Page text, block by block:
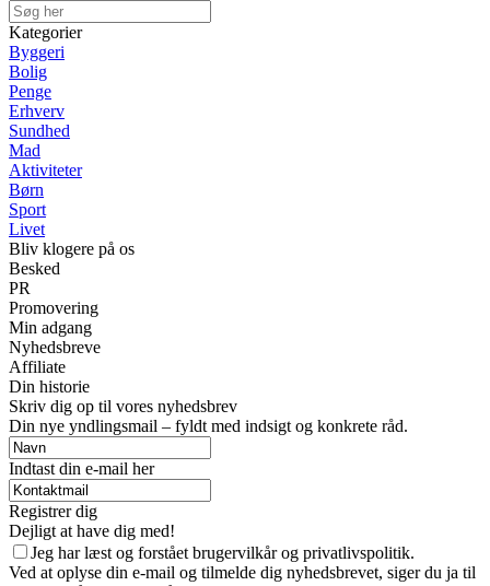
Kategorier
Byggeri
Bolig
Penge
Erhverv
Sundhed
Mad
Aktiviteter
Børn
Sport
Livet
Bliv klogere på os
Besked
PR
Promovering
Min adgang
Nyhedsbreve
Affiliate
Din historie
Skriv dig op til vores nyhedsbrev
Din nye yndlingsmail – fyldt med indsigt og konkrete råd.
Indtast din e-mail her
Registrer dig
Dejligt at have dig med!
Jeg har læst og forstået brugervilkår og privatlivspolitik.
Ved at oplyse din e-mail og tilmelde dig nyhedsbrevet, siger du ja til